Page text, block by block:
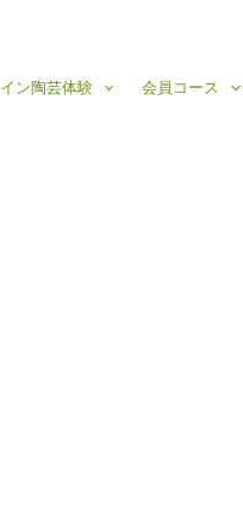
ン陶芸体験 会員コース